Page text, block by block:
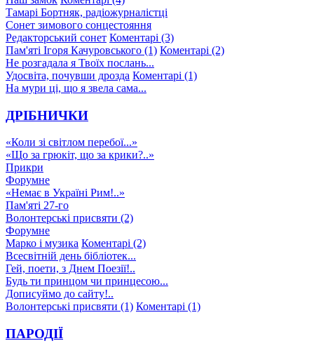
Тамарі Бортняк, радіожурналістці
Сонет зимового сонцестояння
Редакторський сонет Коментарі (3)
Пам'яті Ігоря Качуровського (1) Коментарі (2)
Не розгадала я Твоїх послань...
Удосвіта, почувши дрозда Коментарі (1)
На мури ці, що я звела сама...
ДРІБНИЧКИ
«Коли зі світлом перебої...»
«Що за грюкіт, що за крики?..»
Прикри
Форумне
«Немає в Україні Рим!..»
Пам'яті 27-го
Волонтерські присвяти (2)
Форумне
Марко і музика Коментарі (2)
Всесвітній день бібліотек...
Гей, поети, з Днем Поезії!..
Будь ти принцом чи принцесою...
Дописуймо до сайту!..
Волонтерські присвяти (1) Коментарі (1)
ПАРОДІЇ